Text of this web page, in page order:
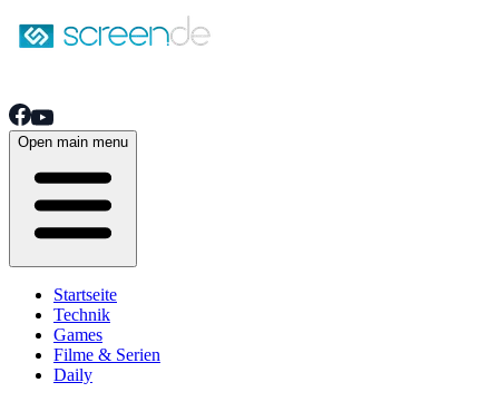
Open main menu
Startseite
Technik
Games
Filme & Serien
Daily